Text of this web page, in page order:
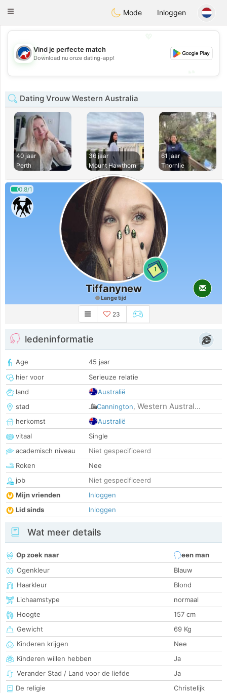
AustraliaChat
Toggle
Mode Inloggen
💖
💕
Vind je perfecte match
Download nu onze dating-app!
Dating Vrouw Western Australia
40 jaar
Perth
36 jaar
Mount Hawthorn
61 jaar
Thornlie
0.8/1
1
Tiffanynew
Lange tijd
23
ledeninformatie
Age
45 jaar
hier voor
Serieuze relatie
land
Australië
stad
Cannington, Western Austral...
herkomst
Australië
vitaal
Single
academisch niveau
Niet gespecificeerd
Roken
Nee
job
Niet gespecificeerd
Mijn vrienden
Inloggen
Lid sinds
Inloggen
Wat meer details
Op zoek naar
een man
Ogenkleur
Blauw
Haarkleur
Blond
Lichaamstype
normaal
Hoogte
157 cm
Gewicht
69 Kg
Kinderen krijgen
Nee
Kinderen willen hebben
Ja
Verander Stad / Land voor de liefde
Ja
De religie
Christelijk